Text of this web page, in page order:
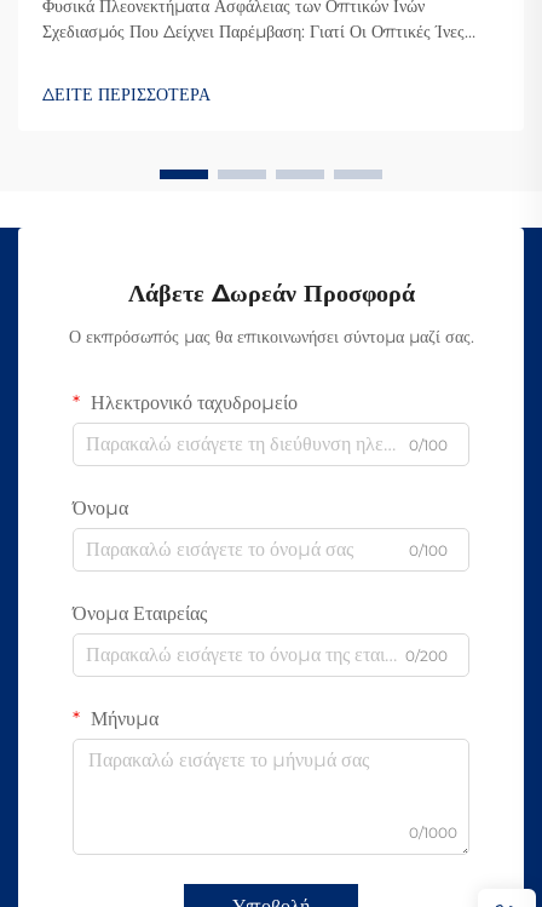
Φυσικά Πλεονεκτήματα Ασφάλειας των Οπτικών Ινών
Σχεδιασμός Που Δείχνει Παρέμβαση: Γιατί Οι Οπτικές Ίνες
δεδομένα μέσω φωτός αντί για ηλεκτρικά σήματα όπως οι κ...
ΔΕΙΤΕ ΠΕΡΙΣΣΟΤΕΡΑ
Λάβετε Δωρεάν Προσφορά
Ο εκπρόσωπός μας θα επικοινωνήσει σύντομα μαζί σας.
Ηλεκτρονικό ταχυδρομείο
0/100
Όνομα
0/100
Όνομα Εταιρείας
0/200
Μήνυμα
0/1000